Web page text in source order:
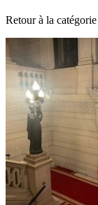
Retour à la catégorie